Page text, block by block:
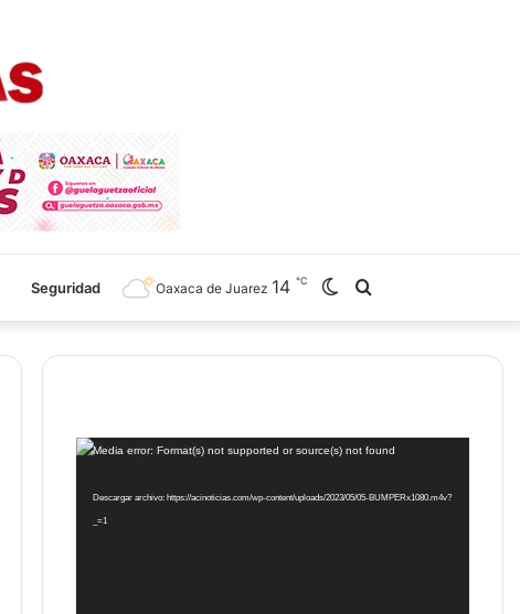
Seguridad
for
Switch
skin
Oaxaca de Juarez 14 ℃
Reproductor
vídeo
Media error: Format(s) not supported or source(s) not found
Descargar archivo: https://acinoticias.com/wp-content/uploads/2023/05/05-BUMPERx1080.m4v?
_=1